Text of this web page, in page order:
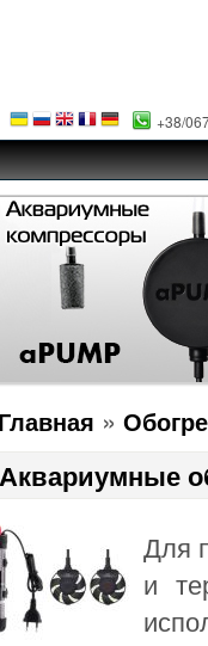
+38/
Главная »
Аквариумные
Для
и